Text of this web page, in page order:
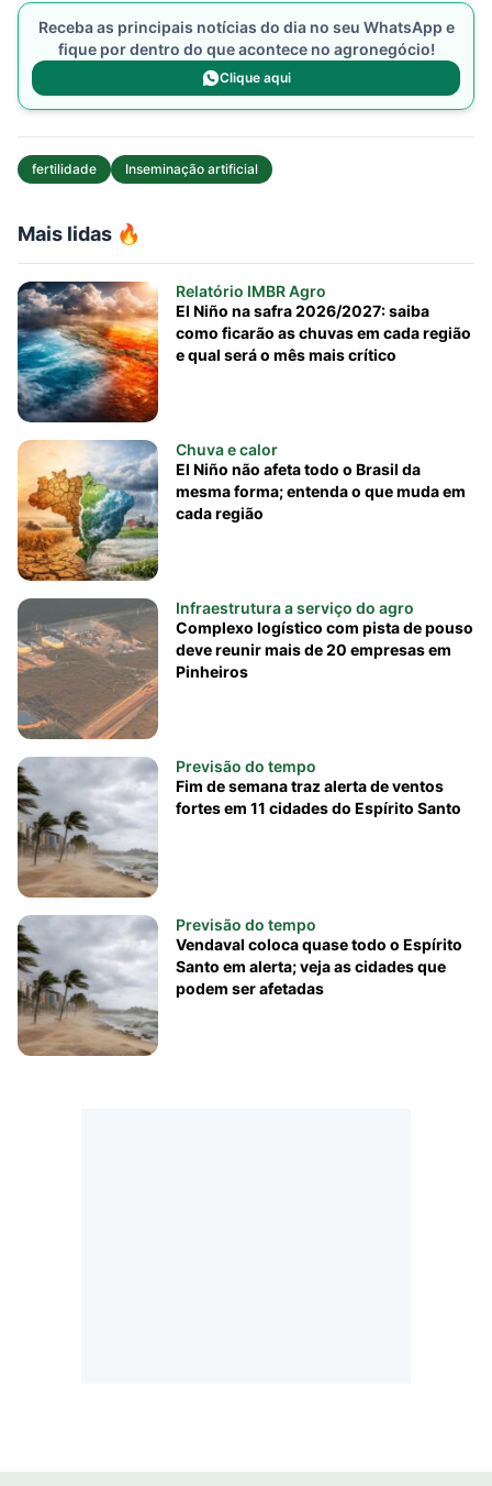
Mais lidas 🔥
Relatório IMBR Agro
El Niño na safra 2026/2027: saiba
como ficarão as chuvas em cada região
e qual será o mês mais crítico
Chuva e calor
El Niño não afeta todo o Brasil da
mesma forma; entenda o que muda em
cada região
Infraestrutura a serviço do agro
Complexo logístico com pista de pouso
deve reunir mais de 20 empresas em
Pinheiros
Previsão do tempo
Fim de semana traz alerta de ventos
fortes em 11 cidades do Espírito Santo
Previsão do tempo
Vendaval coloca quase todo o Espírito
Santo em alerta; veja as cidades que
podem ser afetadas
Receba as principais notícias do dia no seu WhatsApp e
fique por dentro do que acontece no agronegócio!
Clique aqui
fertilidade Inseminação artificial